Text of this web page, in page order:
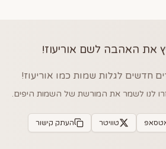
את האהבה לשם אוריעוז!
חדשים לגלות שמות כמו אוריעוז!
לנו לשמר את המורשת של השמות היפים.
טוויטר העתק קישור